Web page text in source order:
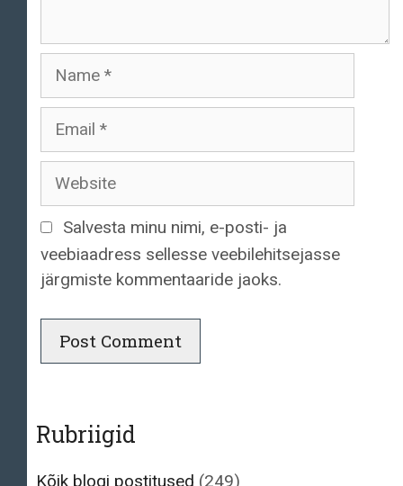
Name
Email
Website
Salvesta minu nimi, e-posti- ja
veebiaadress sellesse veebilehitsejasse
järgmiste kommentaaride jaoks.
Rubriigid
Kõik blogi postitused (249)